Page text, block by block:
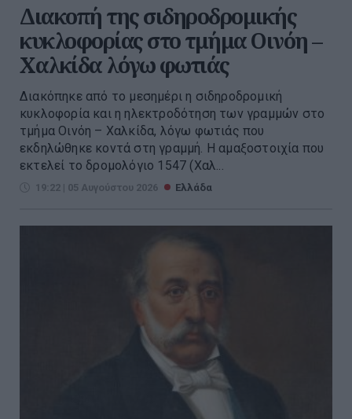
Διακοπή της σιδηροδρομικής
κυκλοφορίας στο τμήμα Οινόη –
Χαλκίδα λόγω φωτιάς
Διακόπηκε από το μεσημέρι η σιδηροδρομική
κυκλοφορία και η ηλεκτροδότηση των γραμμών στο
τμήμα Οινόη – Χαλκίδα, λόγω φωτιάς που
εκδηλώθηκε κοντά στη γραμμή. Η αμαξοστοιχία που
εκτελεί το δρομολόγιο 1547 (Χαλ...
19:22 | 05 Αυγούστου 2026 Ελλάδα